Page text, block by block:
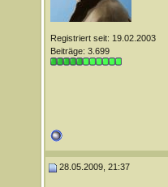
Registriert seit: 19.02.2003
Beiträge: 3.699
28.05.2009, 21:37